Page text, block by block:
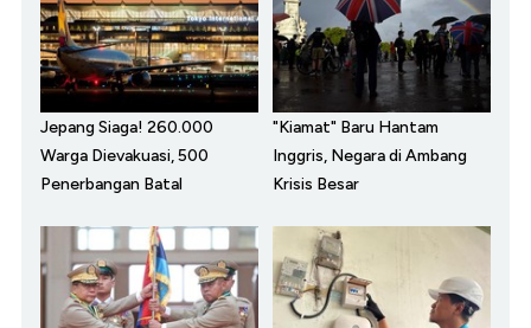
Jepang Siaga! 260.000
Warga Dievakuasi, 500
Penerbangan Batal
"Kiamat" Baru Hantam
Inggris, Negara di Ambang
Krisis Besar